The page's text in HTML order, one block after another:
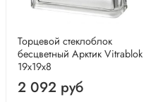
Торцевой стеклоблок
бесцветный Арктик Vitrablok
19x19x8
2 092 руб